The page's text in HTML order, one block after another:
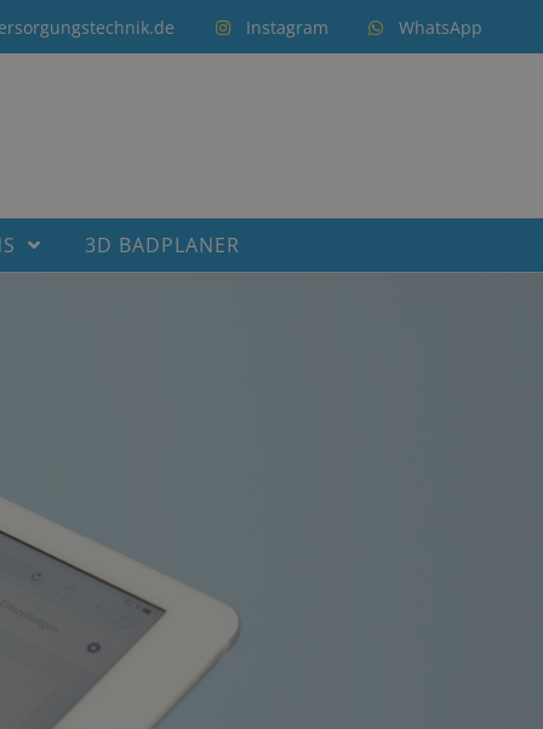
Instagram WhatsApp
3D BADPLANER